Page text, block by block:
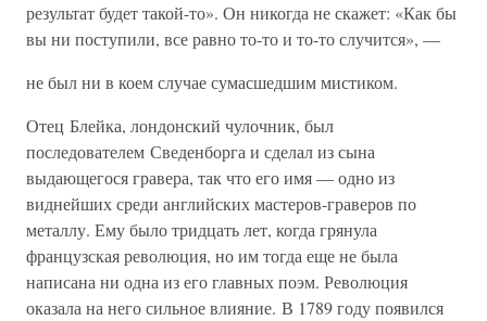
результат будет такой-то». Он никогда не скажет: «Как бы
вы ни поступили, все равно то-то и то-то случится», —
не был ни в коем случае сумасшедшим мистиком.
Отец Блейка, лондонский чулочник, был
последователем Сведенборга и сделал из сына
выдающегося гравера, так что его имя — одно из
виднейших среди английских мастеров-граверов по
металлу. Ему было тридцать лет, когда грянула
французская революция, но им тогда еще не была
написана ни одна из его главных поэм. Революция
оказала на него сильное влияние. В 1789 году появился